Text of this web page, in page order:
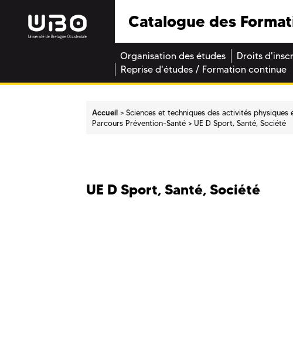
Catalogue des
Organisation des études Droits
Reprise d'études / Formation continue
Accueil Sciences et techniques des activités physiques
Parcours Prévention-Santé
UE D Sport, Santé, Société
UE D Sport, Santé, Société